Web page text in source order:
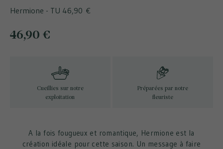
A la fois fougueux et romantique, Hermione est la
création idéale pour cette saison. Un message à faire
Hermione - TU 46,90 €
46,90 €
Cueillies sur notre
exploitation
Préparées par notre
fleuriste